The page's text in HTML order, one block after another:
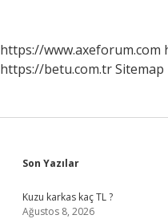
https://www.axeforum.com
https://betu.com.trSitemap
Sidebar
Son Yazılar
Kuzu karkas kaç TL ?
Ağustos 8, 2026